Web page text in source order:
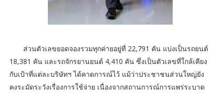
ส่วนตัวเลขยอดจองรวมทุกค่ายอยู่ที่ 22,791 คัน แบ่งเป็นรถยนต์
18,381 คัน และรถจักรยานยนต์ 4,410 คัน ซึ่งเป็นตัวเลขที่ใกล้เคียง
กับเป้าที่แต่ละบริษัทฯ ได้คาดการณ์ไว้ แม้ว่าประชาชนส่วนใหญ่ยัง
คงระมัดระวังเรื่องการใช้จ่าย เนื่องจากสถานการณ์การแพร่ระบาด